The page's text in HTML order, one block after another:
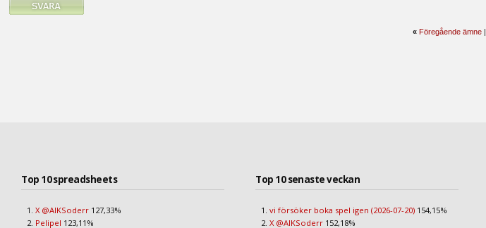
« Föregående ämne|
Top 10 spreadsheets
X @AIKSoderr 127,33%
Pelipel 123,11%
Top 10 senaste veckan
vi försöker boka spel igen (2026-07-20) 154,15%
X @AIKSoderr 152,18%